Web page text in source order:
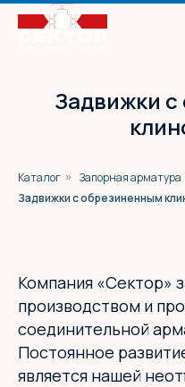
Задвижки
Каталог » Запорная арматура
Задвижки с обрезиненным
Компания «Сектор»
производством и
соединительной
Постоянное
является нашей